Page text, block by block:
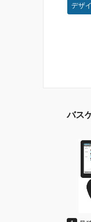
デザ
バス